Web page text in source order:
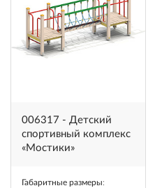
006317 - Детский
спортивный комплекс
«Мостики»
Габаритные размеры: